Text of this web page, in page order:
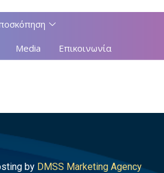
Media Επικοινωνία
by DMSS Marketing Agency